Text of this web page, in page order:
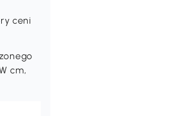
ceni
cm,